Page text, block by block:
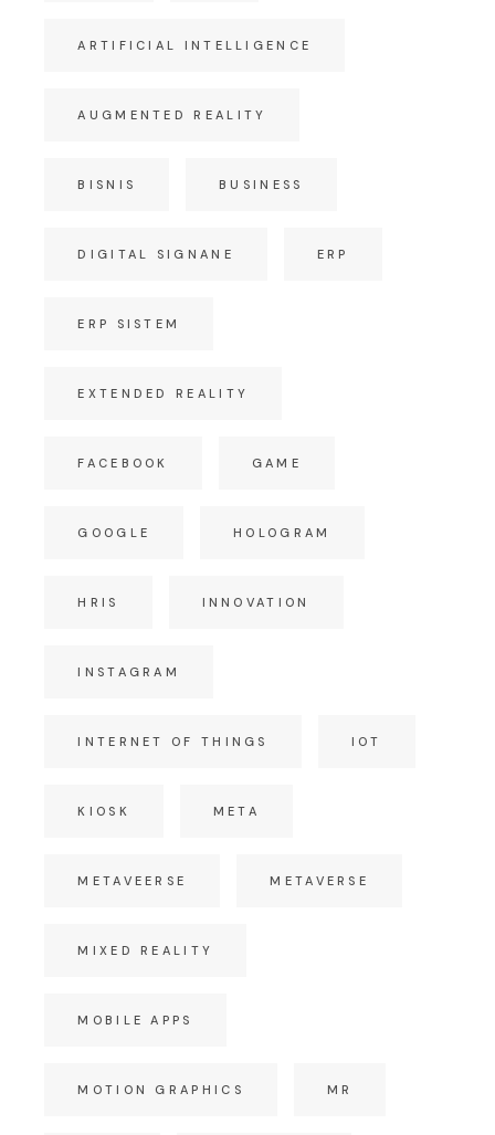
ARTIFICIAL INTELLIGENCE
AUGMENTED REALITY
BISNIS BUSINESS
DIGITAL SIGNANE ERP
ERP SISTEM
EXTENDED REALITY
FACEBOOK GAME
GOOGLE HOLOGRAM
HRIS INNOVATION
INSTAGRAM
INTERNET OF THINGS IOT
KIOSK META
METAVEERSE METAVERSE
MIXED REALITY
MOBILE APPS
MOTION GRAPHICS MR